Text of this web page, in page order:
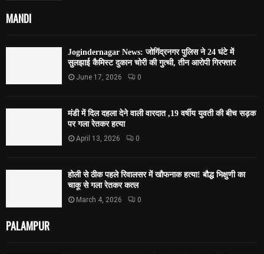
MANDI
Jogindernagar News: जोगिंद्रनगर पुलिस ने 24 घंटे में
सुलझाई कैमिस्ट दुकान चोरी की गुत्थी, तीन आरोपी गिरफ्तार
June 17, 2026 0
मंडी में दिल दहला देने वाली वारदात ,19 वर्षीय युवती की बीच सड़क
पर गला रेतकर हत्या
April 13, 2026 0
होली से ठीक पहले रिवालसर में खौफनाक हत्या! बौद्ध भिक्षुणी का
चाकू से गला रेतकर कत्ल
March 4, 2026 0
PALAMPUR